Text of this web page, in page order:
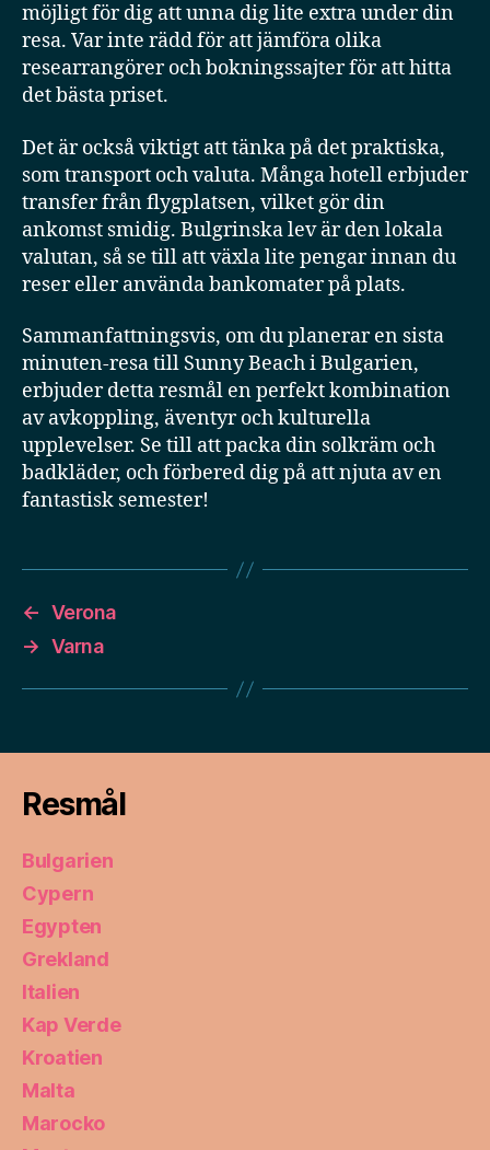
möjligt för dig att unna dig lite extra under din
resa. Var inte rädd för att jämföra olika
researrangörer och bokningssajter för att hitta
det bästa priset.
Det är också viktigt att tänka på det praktiska,
som transport och valuta. Många hotell erbjuder
transfer från flygplatsen, vilket gör din
ankomst smidig. Bulgrinska lev är den lokala
valutan, så se till att växla lite pengar innan du
reser eller använda bankomater på plats.
Sammanfattningsvis, om du planerar en sista
minuten-resa till Sunny Beach i Bulgarien,
erbjuder detta resmål en perfekt kombination
av avkoppling, äventyr och kulturella
upplevelser. Se till att packa din solkräm och
badkläder, och förbered dig på att njuta av en
fantastisk semester!
← Verona
→ Varna
Resmål
Bulgarien
Cypern
Egypten
Grekland
Italien
Kap Verde
Kroatien
Malta
Marocko